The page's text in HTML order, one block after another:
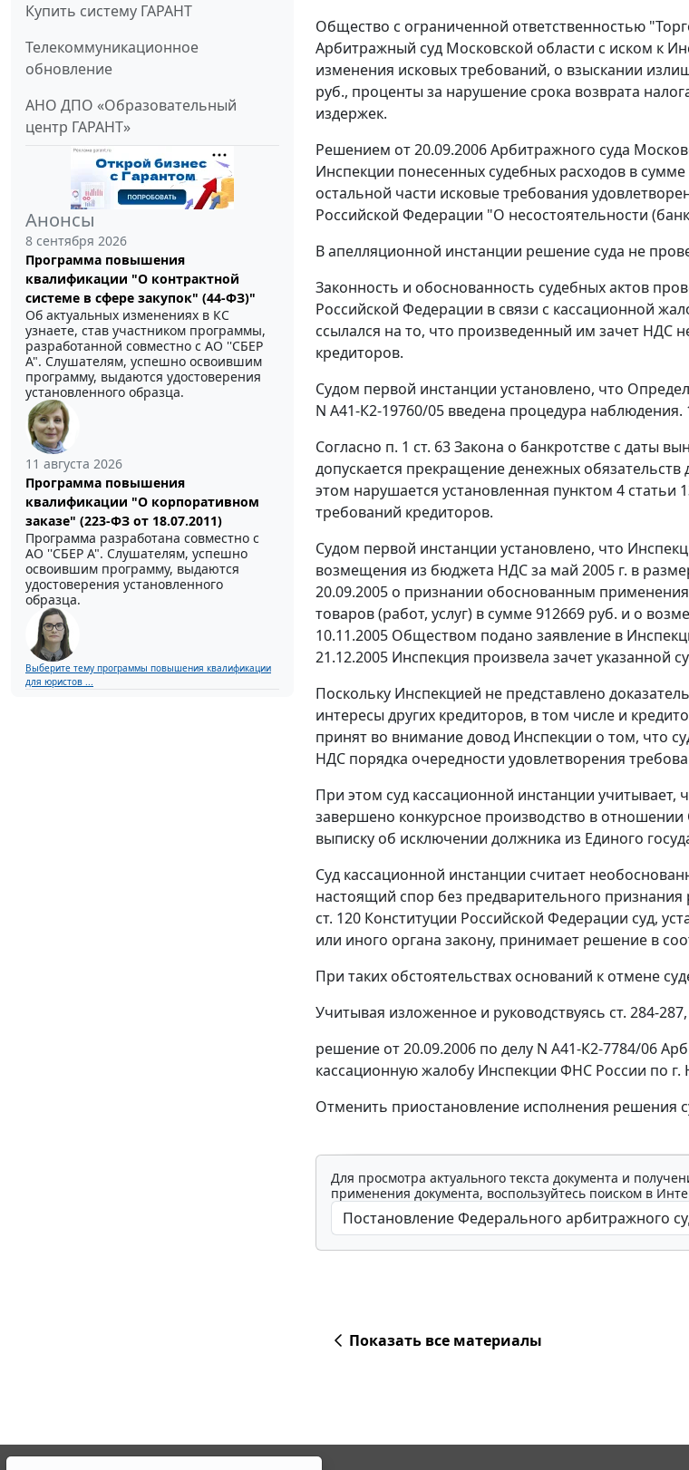
Купить систему ГАРАНТ
Телекоммуникационное
обновление
АНО ДПО «Образовательный
центр ГАРАНТ»
Анонсы
8 сентября 2026
Программа повышения
квалификации "О контрактной
системе в сфере закупок" (44-ФЗ)"
Об актуальных изменениях в КС
узнаете, став участником программы,
разработанной совместно с АО ''СБЕР
А". Слушателям, успешно освоившим
программу, выдаются удостоверения
установленного образца.
11 августа 2026
Программа повышения
квалификации "О корпоративном
заказе" (223-ФЗ от 18.07.2011)
Программа разработана совместно с
АО ''СБЕР А". Слушателям, успешно
освоившим программу, выдаются
удостоверения установленного
образца.
Выберите тему программы повышения квалификации
для юристов ...
Общество с ограниченной ответственностью
Арбитражный суд Московской области с иском к
изменения исковых требований, о взыскании
руб., проценты за нарушение срока возврата
издержек.
Решением от 20.09.2006 Арбитражного суда
Инспекции понесенных судебных расходов в
остальной части исковые требования
Российской Федерации "О несостоятельности
В апелляционной инстанции решение суда не
Законность и обоснованность судебных актов
Российской Федерации в связи с кассационной
ссылался на то, что произведенный им зачет НДС
кредиторов.
Судом первой инстанции установлено, что
N А41-К2-19760/05 введена процедура
Согласно п. 1 ст. 63Закона о банкротстве с даты
допускается прекращение денежных
этом нарушается установленная пунктом 4 статьи
требований кредиторов.
Судом первой инстанции установлено, что
возмещения из бюджета НДС за май 2005 г. в
20.09.2005 о признании обоснованным
товаров (работ, услуг) в сумме 912669 руб. и о
10.11.2005 Обществом подано заявление в
21.12.2005 Инспекция произвела зачет
Поскольку Инспекцией не представлено
интересы других кредиторов, в том числе и
принят во внимание довод Инспекции о том, что
НДС порядка очередности удовлетворения
При этом суд кассационной инстанции
завершено конкурсное производство в
выписку об исключении должника из Единого
Суд кассационной инстанции считает
настоящий спор без предварительного
ст. 120 Конституции Российской Федерации суд,
или иного органа закону, принимает решение в
При таких обстоятельствах оснований к отмене
Учитывая изложенное и руководствуясь ст. 284-287,
решение от 20.09.2006 по делу N А41-К2-7784/06
кассационную жалобу Инспекции ФНС России по г.
Отменить приостановление исполнения решения
Для просмотра актуального текста документа и
применения документа, воспользуйтесь поиском в
Показать все материалы